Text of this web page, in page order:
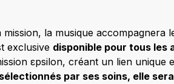
la musique accompagnera
exclusive disponible pour tous les
εpsilon, créant un lien unique
par ses soins, elle